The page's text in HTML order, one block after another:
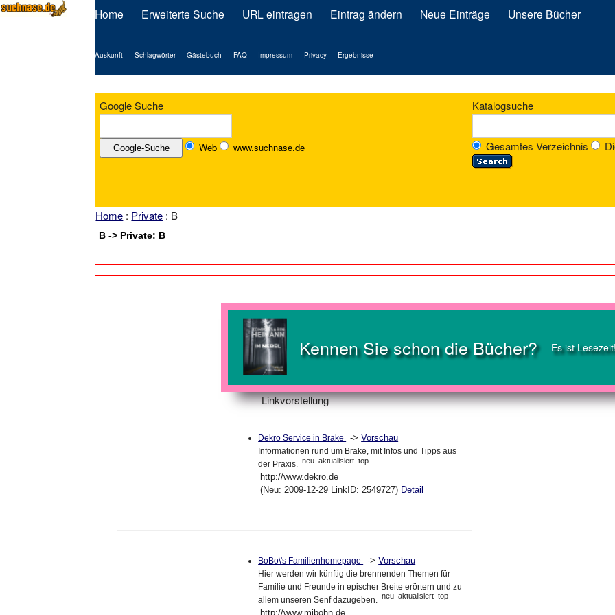
Home Erweiterte Suche URL eintragen Eintrag ändern Neue Einträge Unsere Bücher
Auskunft Schlagwörter Gästebuch FAQ Impressum Privacy Ergebnisse
Google Suche
Web www.suchnase.de
Katalogsuche
Gesamtes Verzeichnis
Home : Private : B
B -> Private: B
Kennen Sie schon die Bücher? Es ist
Linkvorstellung
Dekro Service in Brake ->Vorschau
Informationen rund um Brake, mit Infos und Tipps aus
der Praxis. neu aktualisiert top
http://www.dekro.de
(Neu: 2009-12-29 LinkID: 2549727) Detail
BoBo\'s Familienhomepage ->Vorschau
Hier werden wir künftig die brennenden Themen für
Familie und Freunde in epischer Breite erörtern und zu
allem unseren Senf dazugeben. neu aktualisiert top
http://www.mibohn.de